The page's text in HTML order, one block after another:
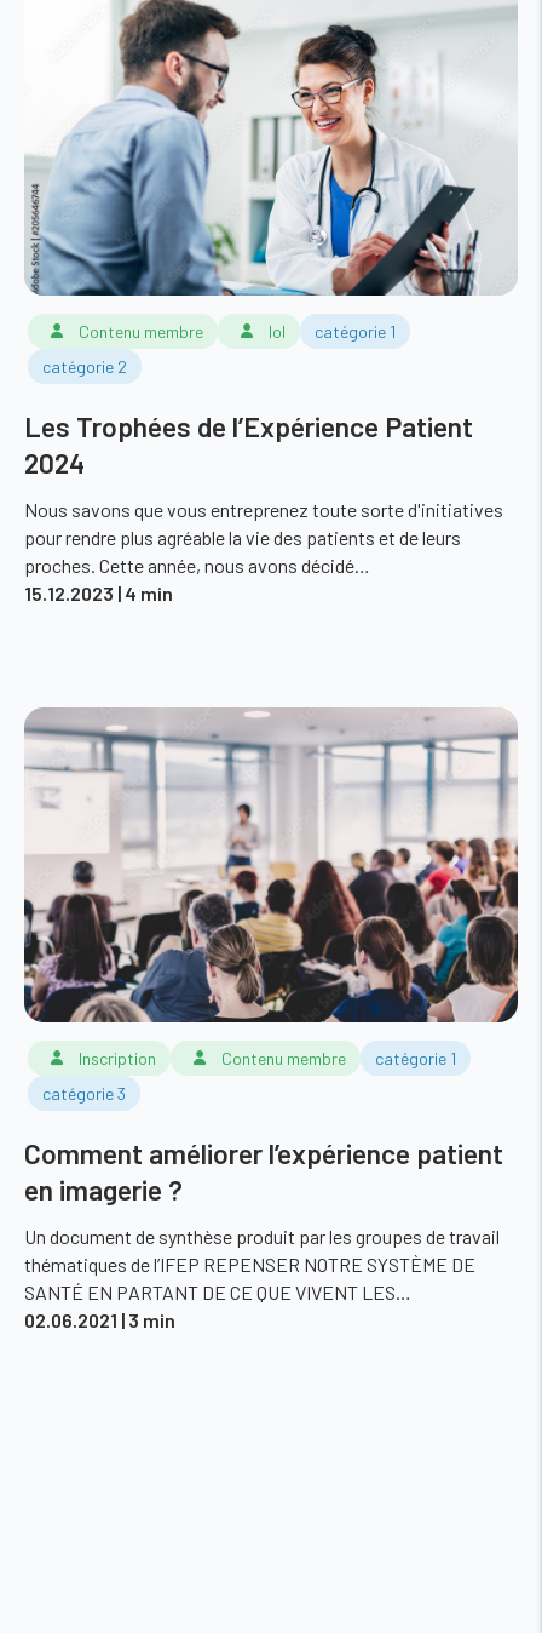
Contenu membre lol
catégorie 1
catégorie 2
Les Trophées de l’Expérience Patient
2024
Nous savons que vous entreprenez toute sorte d'initiatives
pour rendre plus agréable la vie des patients et de leurs
proches. Cette année, nous avons décidé…
15.12.2023 | 4 min
Inscription Contenu membre
catégorie 1
catégorie 3
Comment améliorer l’expérience patient
en imagerie ?
Un document de synthèse produit par les groupes de travail
thématiques de l’IFEP REPENSER NOTRE SYSTÈME DE
SANTÉ EN PARTANT DE CE QUE VIVENT LES…
02.06.2021 | 3 min